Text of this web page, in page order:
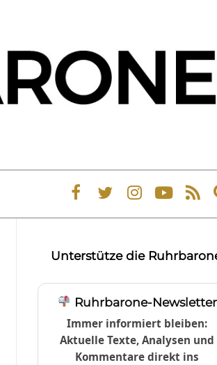
Unterstütze die
Ruhrbarone-Newsletter
Immer informiert bleiben:
Aktuelle Texte, Analysen und
Kommentare direkt ins